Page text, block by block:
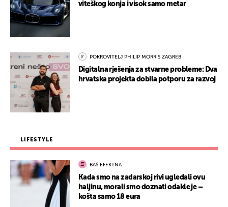
viteškog konja i visok samo metar
POKROVITELJ PHILIP MORRIS ZAGREB
Digitalna rješenja za stvarne probleme: Dva
hrvatska projekta dobila potporu za razvoj
LIFESTYLE
BAŠ EFEKTNA
Kada smo na zadarskoj rivi ugledali ovu
haljinu, morali smo doznati odakle je –
košta samo 18 eura